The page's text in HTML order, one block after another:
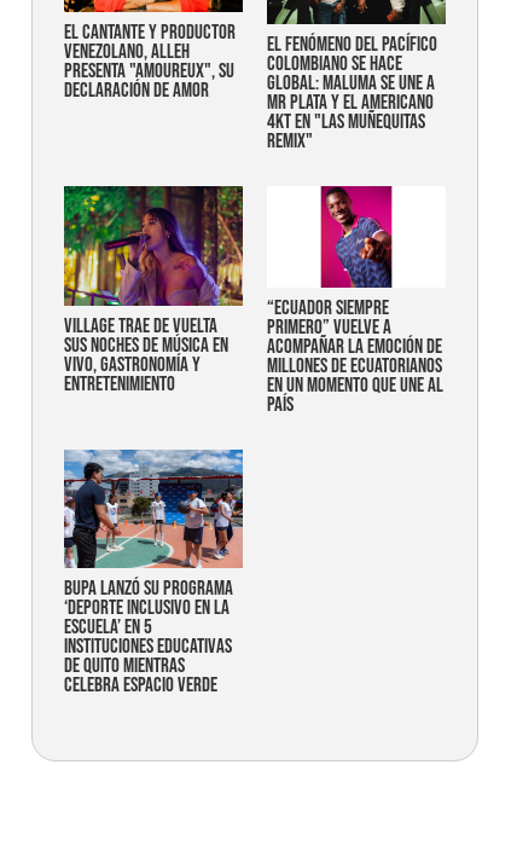
EL CANTANTE Y PRODUCTOR
VENEZOLANO, ALLEH
PRESENTA "AMOUREUX", SU
DECLARACIÓN DE AMOR
EL FENÓMENO DEL PACÍFICO
COLOMBIANO SE HACE
GLOBAL: MALUMA SE UNE A
MR PLATA Y EL AMERICANO
4KT EN "LAS MUÑEQUITAS
REMIX"
Village trae de vuelta
sus noches de música en
vivo, gastronomía y
entretenimiento
“Ecuador siempre
primero” vuelve a
acompañar la emoción de
millones de ecuatorianos
en un momento que une al
país
Bupa lanzó su programa
‘Deporte Inclusivo en la
Escuela’ en 5
instituciones educativas
de Quito mientras
celebra espacio verde